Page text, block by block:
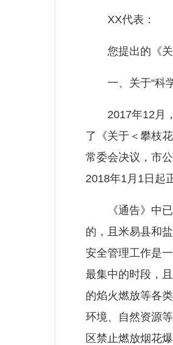
XX代表：
您提出的《关
一、关于“科学
2017年12月，
了《关于＜攀枝
常委会决议，市
2018年1月1日起
《通告》中已
的，且米易县和
安全管理工作是
最集中的时段，
的焰火燃放等各
环境、自然资源
区禁止燃放烟花